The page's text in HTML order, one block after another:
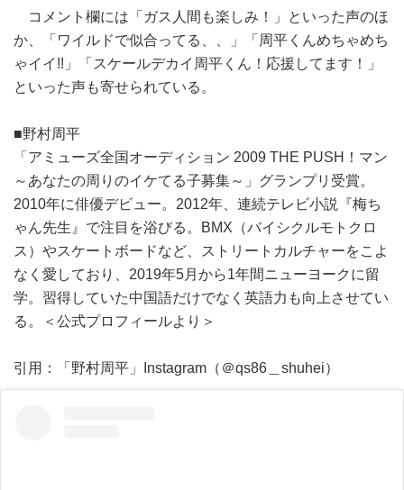
コメント欄には「ガス人間も楽しみ！」といった声のほ
か、「ワイルドで似合ってる、、」「周平くんめちゃめち
ゃイイ!!」「スケールデカイ周平くん！応援してます！」
といった声も寄せられている。
■野村周平
「アミューズ全国オーディション 2009 THE PUSH！マン
～あなたの周りのイケてる子募集～」グランプリ受賞。
2010年に俳優デビュー。2012年、連続テレビ小説『梅ち
ゃん先生』で注目を浴びる。BMX（バイシクルモトクロ
ス）やスケートボードなど、ストリートカルチャーをこよ
なく愛しており、2019年5月から1年間ニューヨークに留
学。習得していた中国語だけでなく英語力も向上させてい
る。＜公式プロフィールより＞
引用：「野村周平」Instagram（＠qs86＿shuhei）